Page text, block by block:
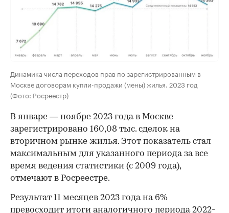
Динамика числа переходов прав по зарегистрированным в
Москве договорам купли-продажи (мены) жилья. 2023 год
(Фото: Росреестр)
В январе — ноябре 2023 года в Москве
зарегистрировано 160,08 тыс. сделок на
вторичном рынке жилья. Этот показатель стал
максимальным для указанного периода за все
время ведения статистики (с 2009 года),
отмечают в Росреестре.
Результат 11 месяцев 2023 года на 6%
превосходит итоги аналогичного периода 2022-